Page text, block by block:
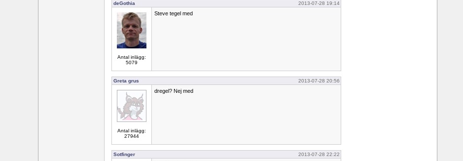
deGothia 2013-07-28 19:14
Antal inlägg:
5079
Steve tegel med
Greta grus 2013-07-28 20:56
Antal inlägg:
27944
dregel? Nej med
Sotfinger 2013-07-28 22:22